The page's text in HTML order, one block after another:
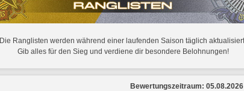
Die Ranglisten werden während einer laufenden Saison täglich
Gib alles für den Sieg und verdiene dir besondere Belohnungen!
Bewertungszeitraum: